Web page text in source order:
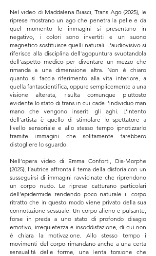
Nel video di Maddalena Biasci, Trans Ago (2025), le
riprese mostrano un ago che penetra la pelle e da
quel momento le immagini si presentano in
negativo, i colori sono invertiti e un suono
magnetico sostituisce quelli naturali. L’audiovisivo si
riferisce alla disciplina dell’agopuntura svuotandola
dell’aspetto medico per diventare un mezzo che
rimanda a una dimensione altra. Non è chiaro
quanto si faccia riferimento alla vita interiore, a
quella fantascientifica, oppure semplicemente a una
visione alterata, risulta comunque piuttosto
evidente lo stato di trans in cui cade l’individuo man
mano che vengono inseriti gli aghi. L’intento
dell’artista è quello di stimolare lo spettatore a
livello sensoriale e allo stesso tempo ipnotizzarlo
tramite immagini che solitamente farebbero
distogliere lo sguardo.
Nell’opera video di Emma Conforti, Dis-Morphe
(2025), l’autrice affronta il tema della disforia con un
susseguirsi di immagini ravvicinate che riprendono
un corpo nudo. Le riprese catturano particolari
dell’epidermide rendendo poco naturale il corpo
ritratto che in questo modo viene privato della sua
connotazione sessuale. Un corpo alieno e pulsante,
forse in preda a uno stato di profondo disagio
emotivo, irrequietezza e insoddisfazione, di cui non
è chiara la motivazione. Allo stesso tempo i
movimenti del corpo rimandano anche a una certa
sensualità delle forme, una lenta torsione che